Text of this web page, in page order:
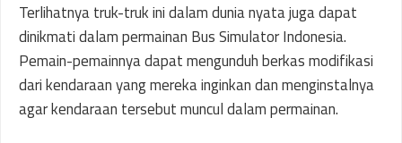
Terlihatnya truk-truk ini dalam dunia nyata juga dapat
dinikmati dalam permainan Bus Simulator Indonesia.
Pemain-pemainnya dapat mengunduh berkas modifikasi
dari kendaraan yang mereka inginkan dan menginstalnya
agar kendaraan tersebut muncul dalam permainan.